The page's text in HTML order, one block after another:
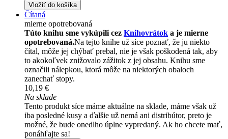
Vložiť do košíka
Čítaná
mierne opotrebovaná
Túto knihu sme vykúpili cez Knihovrátok a je mierne
opotrebovaná.Na tejto knihe už síce poznať, že ju niekto
čítal, môže jej chýbať prebal, nie je však poškodená tak, aby
to akokoľvek znižovalo zážitok z jej obsahu. Knihu sme
označili nálepkou, ktorá môže na niektorých obaloch
zanechať stopy.
10,19 €
Na sklade
Tento produkt síce máme aktuálne na sklade, máme však už
iba posledné kusy a ďalšie už nemá ani distribútor, preto je
možné, že bude onedlho úplne vypredaný. Ak ho chcete mať,
ponáhľajte sa!